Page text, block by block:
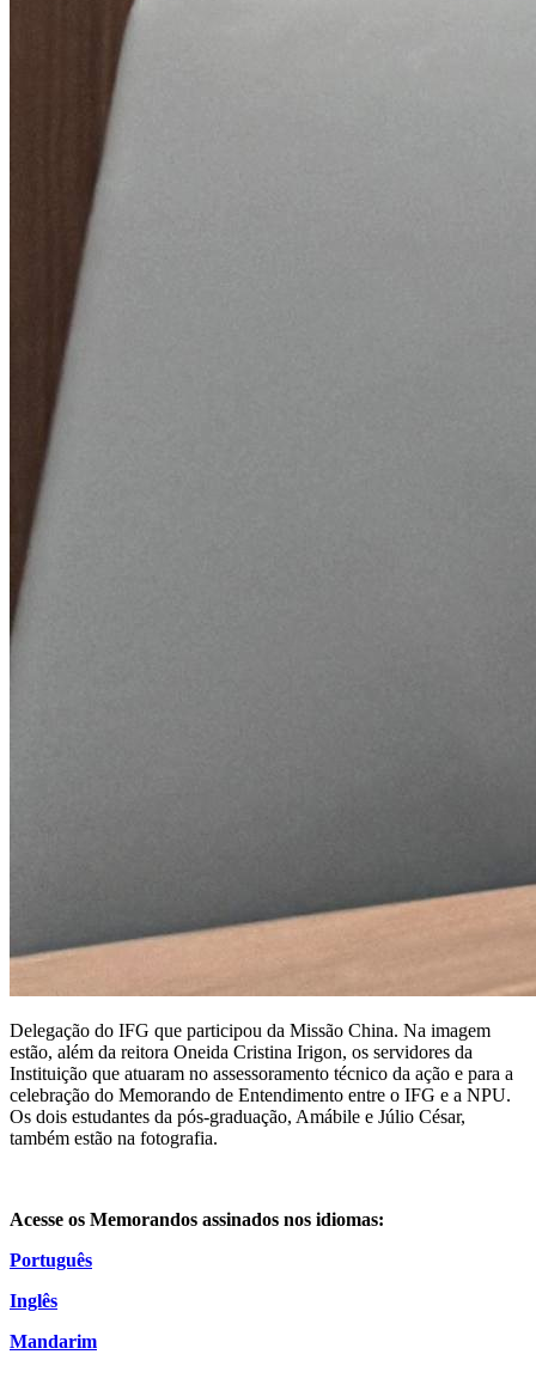
Delegação do IFG que participou da Missão China. Na imagem
estão, além da reitora Oneida Cristina Irigon, os servidores da
Instituição que atuaram no assessoramento técnico da ação e para a
celebração do Memorando de Entendimento entre o IFG e a NPU.
Os dois estudantes da pós-graduação, Amábile e Júlio César,
também estão na fotografia.
Acesse os Memorandos assinados nos idiomas:
Português
Inglês
Mandarim